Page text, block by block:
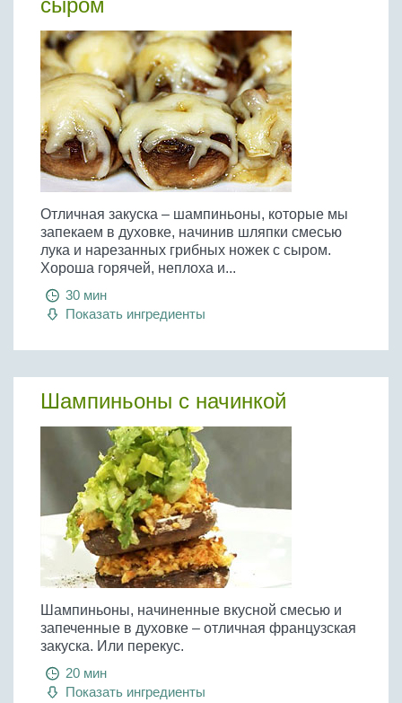
сыром
Отличная закуска – шампиньоны, которые мы
запекаем в духовке, начинив шляпки смесью
лука и нарезанных грибных ножек с сыром.
Хороша горячей, неплоха и...
30 мин
Показать ингредиенты
Шампиньоны с начинкой
Шампиньоны, начиненные вкусной смесью и
запеченные в духовке – отличная французская
закуска. Или перекус.
20 мин
Показать ингредиенты